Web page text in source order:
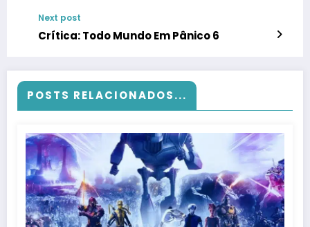
Next post
Crítica: Todo Mundo Em Pânico 6
POSTS RELACIONADOS...